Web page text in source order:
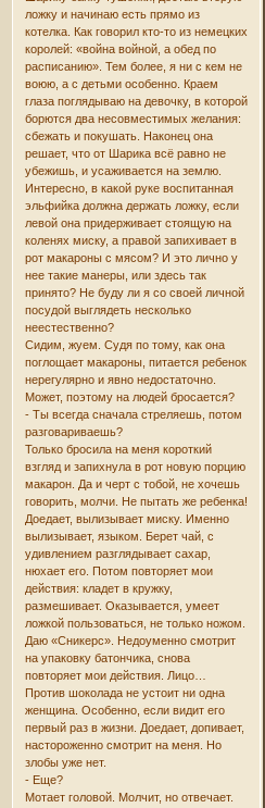
ложку и начинаю есть прямо из
котелка. Как говорил кто-то из немецких
королей: «война войной, а обед по
расписанию». Тем более, я ни с кем не
воюю, а с детьми особенно. Краем
глаза поглядываю на девочку, в которой
борются два несовместимых желания:
сбежать и покушать. Наконец она
решает, что от Шарика всё равно не
убежишь, и усаживается на землю.
Интересно, в какой руке воспитанная
эльфийка должна держать ложку, если
левой она придерживает стоящую на
коленях миску, а правой запихивает в
рот макароны с мясом? И это лично у
нее такие манеры, или здесь так
принято? Не буду ли я со своей личной
посудой выглядеть несколько
неестественно?
Сидим, жуем. Судя по тому, как она
поглощает макароны, питается ребенок
нерегулярно и явно недостаточно.
Может, поэтому на людей бросается?
- Ты всегда сначала стреляешь, потом
разговариваешь?
Только бросила на меня короткий
взгляд и запихнула в рот новую порцию
макарон. Да и черт с тобой, не хочешь
говорить, молчи. Не пытать же ребенка!
Доедает, вылизывает миску. Именно
вылизывает, языком. Берет чай, с
удивлением разглядывает сахар,
нюхает его. Потом повторяет мои
действия: кладет в кружку,
размешивает. Оказывается, умеет
ложкой пользоваться, не только ножом.
Даю «Сникерс». Недоуменно смотрит
на упаковку батончика, снова
повторяет мои действия. Лицо…
Против шоколада не устоит ни одна
женщина. Особенно, если видит его
первый раз в жизни. Доедает, допивает,
настороженно смотрит на меня. Но
злобы уже нет.
- Еще?
Мотает головой. Молчит, но отвечает.